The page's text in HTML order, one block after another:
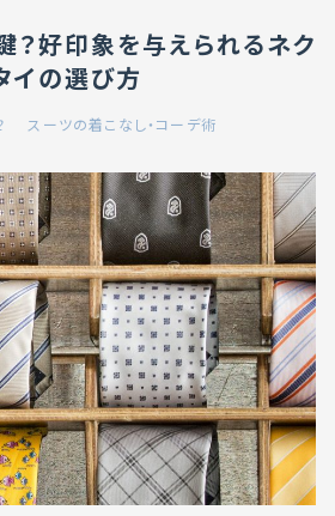
？好印象を与えられるネク
イの選び方
スーツの着こなし・コーデ術